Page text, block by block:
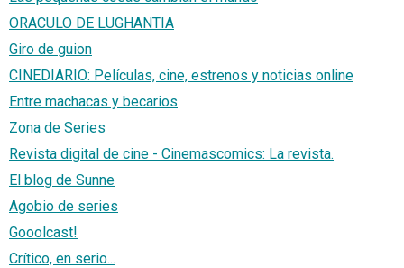
ORACULO DE LUGHANTIA
Giro de guion
CINEDIARIO: Películas, cine, estrenos y noticias online
Entre machacas y becarios
Zona de Series
Revista digital de cine - Cinemascomics: La revista.
El blog de Sunne
Agobio de series
Gooolcast!
Crítico, en serio...